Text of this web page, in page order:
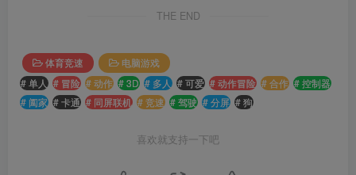
THE END
体育竞速
电脑游戏
# 单人 # 冒险 # 动作 # 3D # 多人 # 可爱 # 动作冒险 # 合作 # 控制器
# 阖家 # 卡通 # 同屏联机 # 竞速 # 驾驶 # 分屏 # 狗
喜欢就支持一下吧